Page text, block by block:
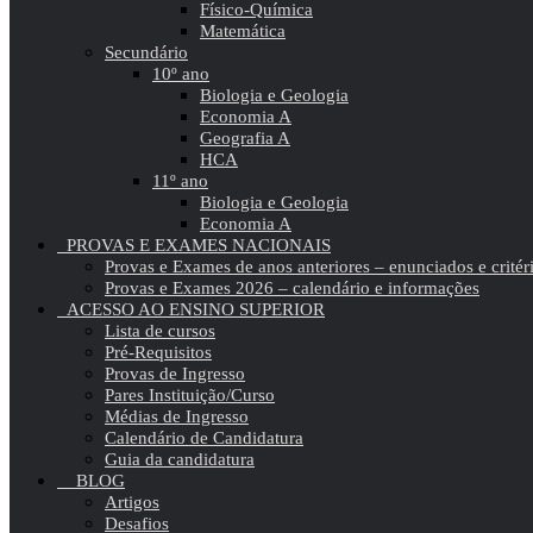
Físico-Química
Matemática
Secundário
10º ano
Biologia e Geologia
Economia A
Geografia A
HCA
11º ano
Biologia e Geologia
Economia A
PROVAS E EXAMES NACIONAIS
Provas e Exames de anos anteriores – enunciados e
Provas e Exames 2026 – calendário e informações
ACESSO AO ENSINO SUPERIOR
Lista de cursos
Pré-Requisitos
Provas de Ingresso
Pares Instituição/Curso
Médias de Ingresso
Calendário de Candidatura
Guia da candidatura
BLOG
Artigos
Desafios